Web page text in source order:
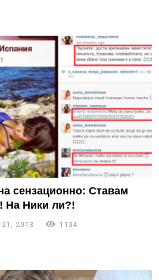
сензационно: Ставам
На Ники ли?!
21, 2013
1134